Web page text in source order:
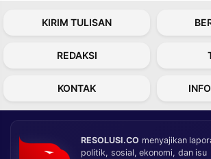
KIRIM TULISAN
REDAKSI
KONTAK
RESOLUSI.CO menyajikan
politik, sosial, ekonomi, dan isu